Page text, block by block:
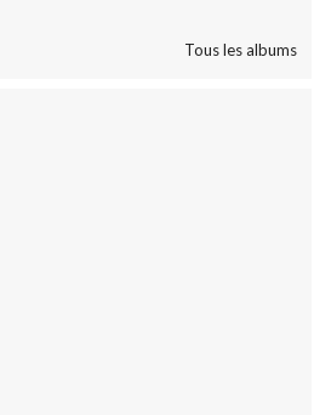
Tous les albums